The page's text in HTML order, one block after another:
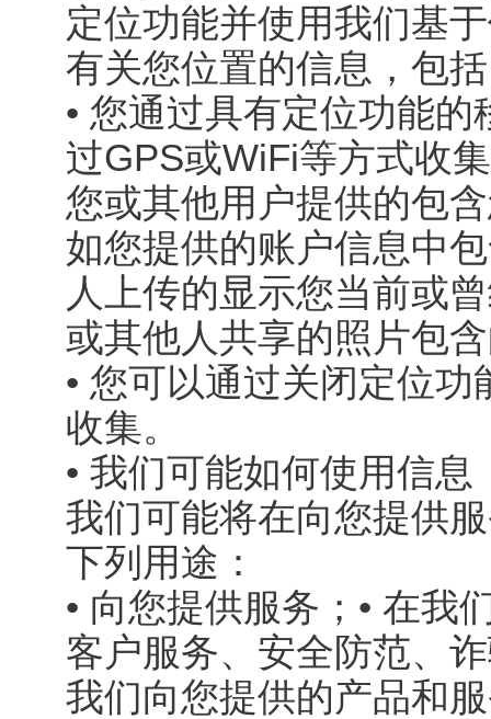
定位功能并使用我们基
有关您位置的信息，包
• 您通过具有定位功能
过GPS或WiFi等方式收
您或其他用户提供的包
如您提供的账户信息中
人上传的显示您当前或
或其他人共享的照片包
• 您可以通过关闭定位
收集。
• 我们可能如何使用信息
我们可能将在向您提供
下列用途：
• 向您提供服务；• 在我
客户服务、安全防范、
我们向您提供的产品和